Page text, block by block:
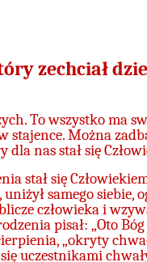
zechciał
To wszystko ma
stajence. Można
nas stał się
stał się
samego siebie,
człowieka i
pisał: „Oto Bóg
„okryty
uczestnikami